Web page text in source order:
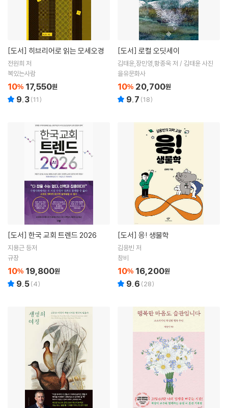
[도서] 히브리어로 읽는 모세오경
전원희 저
복있는사람
10% 17,550원
9.3(11)
[도서] 로컬 오딧세이
김태윤,장민영,황종욱 저 / 김태윤 사진
을유문화사
10% 20,700원
9.7 (18)
[도서] 한국 교회 트렌드 2026
지용근 등저
규장
10% 19,800원
9.5(4)
[도서] 응! 생물학
김응빈 저
창비
10% 16,200원
9.6 (28)